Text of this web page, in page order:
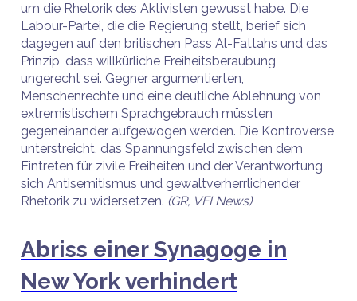
um die Rhetorik des Aktivisten gewusst habe. Die
Labour-Partei, die die Regierung stellt, berief sich
dagegen auf den britischen Pass Al-Fattahs und das
Prinzip, dass willkürliche Freiheitsberaubung
ungerecht sei. Gegner argumentierten,
Menschenrechte und eine deutliche Ablehnung von
extremistischem Sprachgebrauch müssten
gegeneinander aufgewogen werden. Die Kontroverse
unterstreicht, das Spannungsfeld zwischen dem
Eintreten für zivile Freiheiten und der Verantwortung,
sich Antisemitismus und gewaltverherrlichender
Rhetorik zu widersetzen. (GR, VFI News)
Abriss einer Synagoge in
New York verhindert